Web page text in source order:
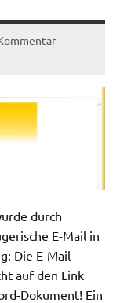
durch
E-Mail in
Die E-Mail
auf den Link
Dokument! Ein